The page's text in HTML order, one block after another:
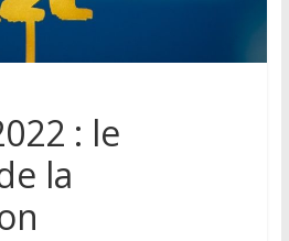
: le
la